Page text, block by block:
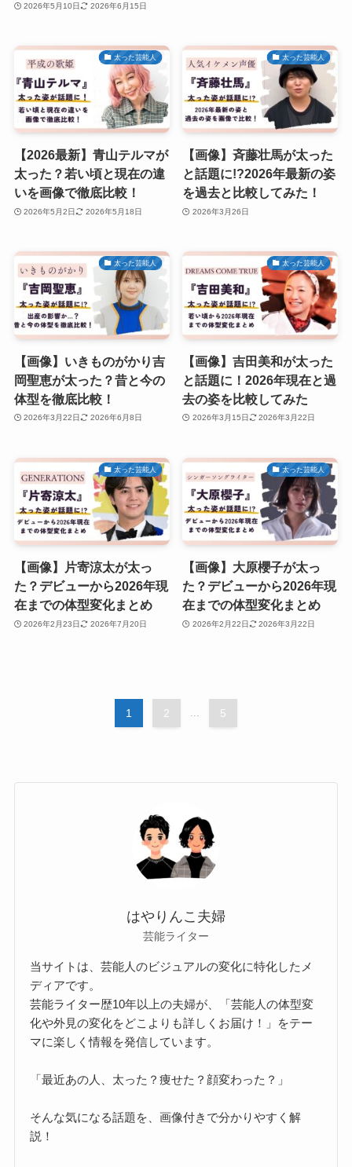
2026年5月10日 2026年6月15日
太った芸能人
【2026最新】青山テルマが
太った？若い頃と現在の違
いを画像で徹底比較！
2026年5月2日 2026年5月18日
太った芸能人
【画像】斉藤壮馬が太った
と話題に!?2026年最新の姿
を過去と比較してみた！
2026年3月26日
太った芸能人
【画像】いきものがかり吉
岡聖恵が太った？昔と今の
体型を徹底比較！
2026年3月22日 2026年6月8日
太った芸能人
【画像】吉田美和が太った
と話題に！2026年現在と過
去の姿を比較してみた
2026年3月15日 2026年3月22日
太った芸能人
【画像】片寄涼太が太っ
た？デビューから2026年現
在までの体型変化まとめ
2026年2月23日 2026年7月20日
太った芸能人
【画像】大原櫻子が太っ
た？デビューから2026年現
在までの体型変化まとめ
2026年2月22日 2026年3月22日
1 2 5
はやりんこ夫婦
芸能ライター
当サイトは、芸能人のビジュアルの変化に特化したメ
ディアです。
芸能ライター歴10年以上の夫婦が、「芸能人の体型変
化や外見の変化をどこよりも詳しくお届け！」をテー
マに楽しく情報を発信しています。
「最近あの人、太った？痩せた？顔変わった？」
そんな気になる話題を、画像付きで分かりやすく解
説！